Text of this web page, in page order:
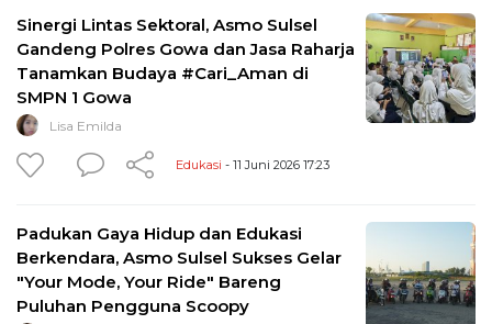
Sinergi Lintas Sektoral, Asmo Sulsel
Gandeng Polres Gowa dan Jasa Raharja
Tanamkan Budaya #Cari_Aman di
SMPN 1 Gowa
Lisa Emilda
Edukasi - 11 Juni 2026 17:23
Padukan Gaya Hidup dan Edukasi
Berkendara, Asmo Sulsel Sukses Gelar
"Your Mode, Your Ride" Bareng
Puluhan Pengguna Scoopy